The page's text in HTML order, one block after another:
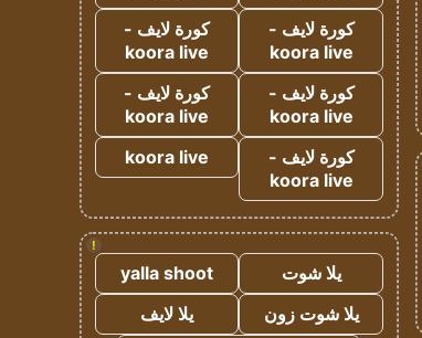
كورة لايف -
koora live
كورة لايف -
koora live
كورة لايف -
koora live
كورة لايف -
koora live
كورة لايف -
koora live
koora live
!
يلا شوت
yalla shoot
يلا شوت زون
يلا لايف